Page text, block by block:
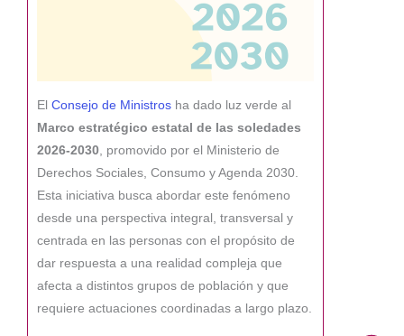
El Consejo de Ministros ha dado luz verde al
Marco estratégico estatal de las soledades
2026-2030, promovido por el Ministerio de
Derechos Sociales, Consumo y Agenda 2030.
Esta iniciativa busca abordar este fenómeno
desde una perspectiva integral, transversal y
centrada en las personas con el propósito de
dar respuesta a una realidad compleja que
afecta a distintos grupos de población y que
requiere actuaciones coordinadas a largo plazo.